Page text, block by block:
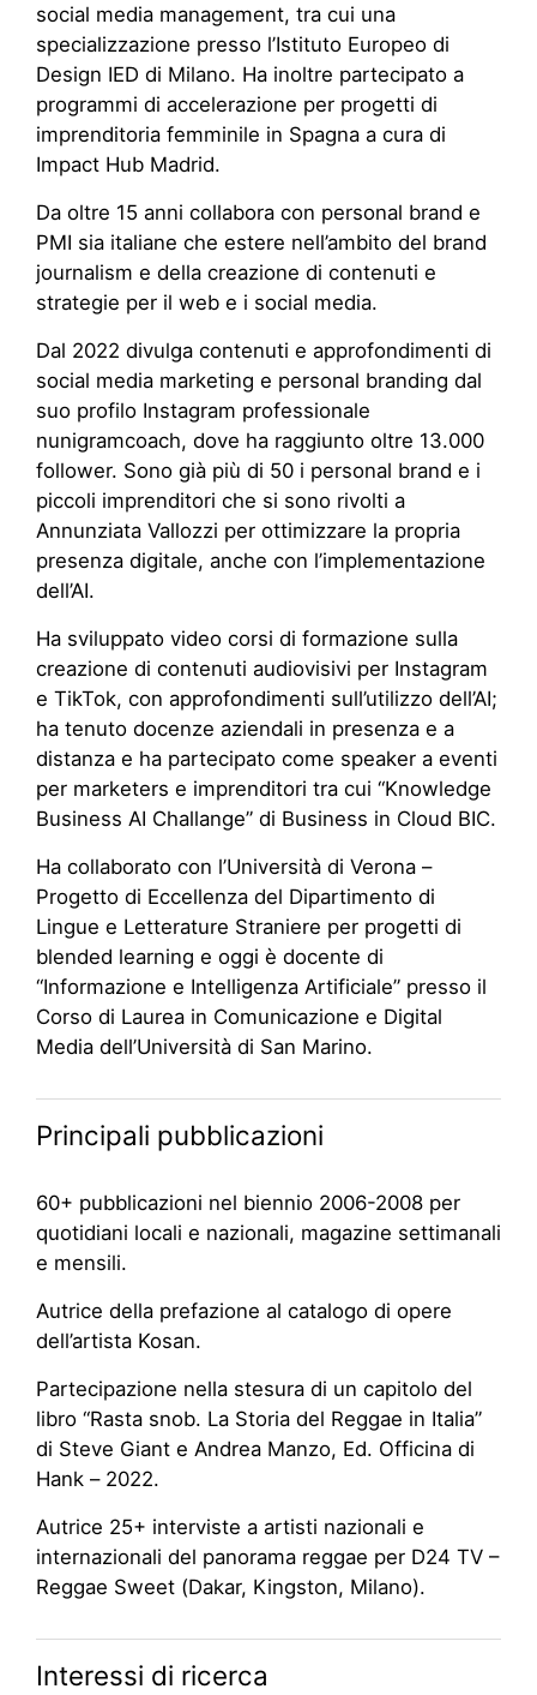
social media management, tra cui una
specializzazione presso l’Istituto Europeo di
Design IED di Milano. Ha inoltre partecipato a
programmi di accelerazione per progetti di
imprenditoria femminile in Spagna a cura di
Impact Hub Madrid.
Da oltre 15 anni collabora con personal brand e
PMI sia italiane che estere nell’ambito del brand
journalism e della creazione di contenuti e
strategie per il web e i social media.
Dal 2022 divulga contenuti e approfondimenti di
social media marketing e personal branding dal
suo profilo Instagram professionale
nunigramcoach, dove ha raggiunto oltre 13.000
follower. Sono già più di 50 i personal brand e i
piccoli imprenditori che si sono rivolti a
Annunziata Vallozzi per ottimizzare la propria
presenza digitale, anche con l’implementazione
dell’AI.
Ha sviluppato video corsi di formazione sulla
creazione di contenuti audiovisivi per Instagram
e TikTok, con approfondimenti sull’utilizzo dell’AI;
ha tenuto docenze aziendali in presenza e a
distanza e ha partecipato come speaker a eventi
per marketers e imprenditori tra cui “Knowledge
Business AI Challange” di Business in Cloud BIC.
Ha collaborato con l’Università di Verona –
Progetto di Eccellenza del Dipartimento di
Lingue e Letterature Straniere per progetti di
blended learning e oggi è docente di
“Informazione e Intelligenza Artificiale” presso il
Corso di Laurea in Comunicazione e Digital
Media dell’Università di San Marino.
Principali pubblicazioni
60+ pubblicazioni nel biennio 2006-2008 per
quotidiani locali e nazionali, magazine settimanali
e mensili.
Autrice della prefazione al catalogo di opere
dell’artista Kosan.
Partecipazione nella stesura di un capitolo del
libro “Rasta snob. La Storia del Reggae in Italia”
di Steve Giant e Andrea Manzo, Ed. Officina di
Hank – 2022.
Autrice 25+ interviste a artisti nazionali e
internazionali del panorama reggae per D24 TV –
Reggae Sweet (Dakar, Kingston, Milano).
Interessi di ricerca